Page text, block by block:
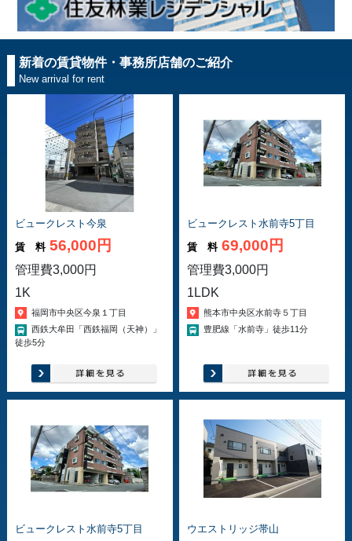
新着の賃貸物件・事務所店舗のご紹介
New arrival for rent
ビュークレスト今泉
賃 料56,000円
管理費3,000円
1K
福岡市中央区今泉１丁目
西鉄大牟田「西鉄福岡（天神）」
徒歩5分
ビュークレスト水前寺5丁目
賃 料69,000円
管理費3,000円
1LDK
熊本市中央区水前寺５丁目
豊肥線「水前寺」徒歩11分
ビュークレスト水前寺5丁目
ウエストリッジ帯山